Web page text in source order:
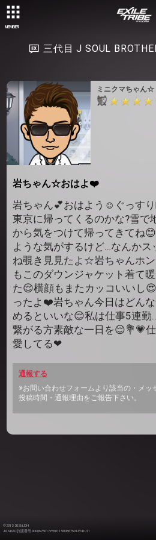
MEMBER
三代目 J SOUL
ミニクマちゃん☆
岩ちゃん☆おはよ❤️
岩ちゃん💕おはよう☺️ぐっすり
東京に帰ってくるのかな?雪で
から気をつけて帰ってきてね
ような気がするけど…なんかス
ね覗き見見たよ☆岩ちゃんホ
もこのダウンジャケット着て
た😌横顔もまたカッコいいし
ったよ❤️岩ちゃん今日はどん
めるといいな😌私は仕事5連
繋がる方素敵な一日を😌💐💗
愛してる❤
通報する
※お問い合わせフォームより該当の・メッ
投稿時間・通報理由をご報告下さい。
©2012-2026 LDH
JASRAC許諾番号 9008675017Y55011 9008675014Y41011